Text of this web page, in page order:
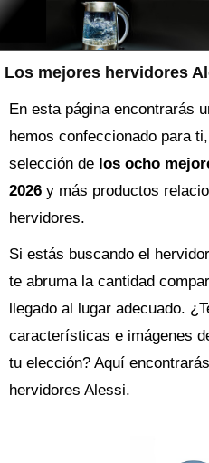
Los mejores hervidores
En esta página encontrarás
hemos confeccionado para
selección de los ocho
2026 y más productos
hervidores.
Si estás buscando el hervidor
te abruma la cantidad
llegado al lugar adecuado.
características e imágenes
tu elección? Aquí
hervidores Alessi.